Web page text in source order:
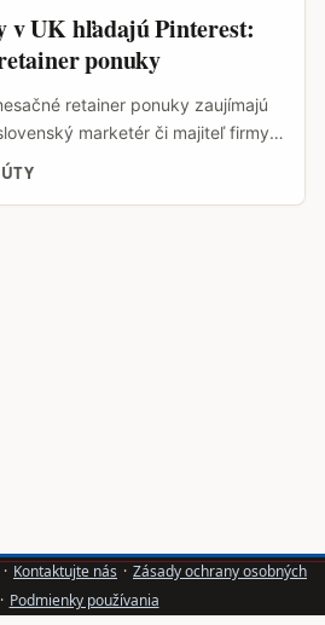
a v UK rastie záujem o krátky,
— ideálne pre promo akcie typu
drop“. ...
v UK hľadajú Pinterest:
ponuky
retainer ponuky zaujímajú
marketér či majiteľ firmy a
svoj rozpočet digitálneho
stretli s Pinterestom. Táto
· Kontaktujte nás · Zásady ochrany osobných
· Podmienky používania